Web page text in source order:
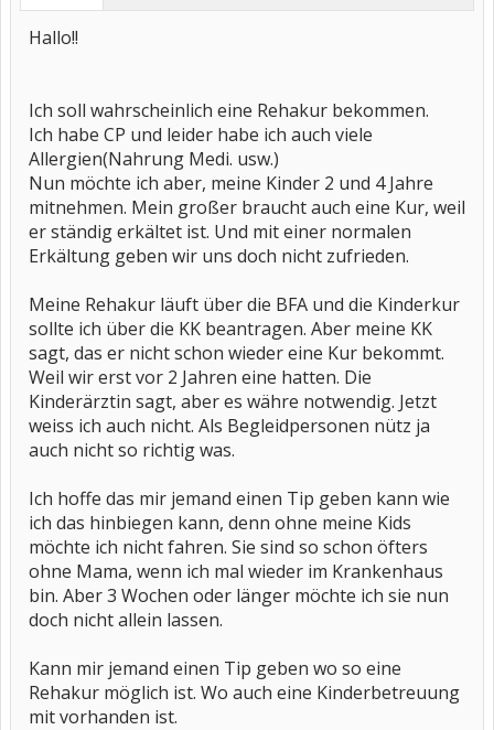
Hallo!!
Ich soll wahrscheinlich eine Rehakur bekommen.
Ich habe CP und leider habe ich auch viele
Allergien(Nahrung Medi. usw.)
Nun möchte ich aber, meine Kinder 2 und 4 Jahre
mitnehmen. Mein großer braucht auch eine Kur, weil
er ständig erkältet ist. Und mit einer normalen
Erkältung geben wir uns doch nicht zufrieden.
Meine Rehakur läuft über die BFA und die Kinderkur
sollte ich über die KK beantragen. Aber meine KK
sagt, das er nicht schon wieder eine Kur bekommt.
Weil wir erst vor 2 Jahren eine hatten. Die
Kinderärztin sagt, aber es währe notwendig. Jetzt
weiss ich auch nicht. Als Begleidpersonen nütz ja
auch nicht so richtig was.
Ich hoffe das mir jemand einen Tip geben kann wie
ich das hinbiegen kann, denn ohne meine Kids
möchte ich nicht fahren. Sie sind so schon öfters
ohne Mama, wenn ich mal wieder im Krankenhaus
bin. Aber 3 Wochen oder länger möchte ich sie nun
doch nicht allein lassen.
Kann mir jemand einen Tip geben wo so eine
Rehakur möglich ist. Wo auch eine Kinderbetreuung
mit vorhanden ist.